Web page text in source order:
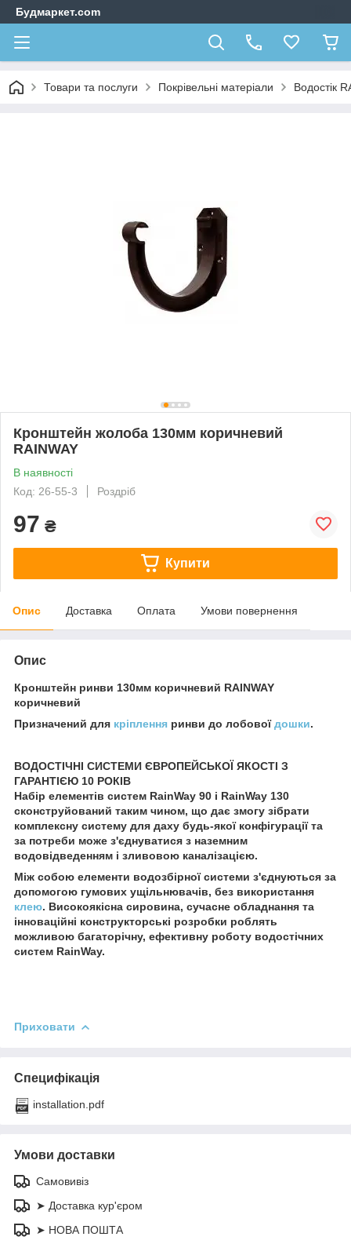
Будмаркет.com
Товари та послуги Покрівельні матеріали Водостік
Кронштейн жолоба 130мм коричневий
RAINWAY
В наявності
Код: 26-55-3
Роздріб
97 ₴
Купити
Опис Доставка Оплата Умови повернення
Опис
Кронштейн ринви 130мм коричневий RAINWAY
коричневий
Призначений для кріплення ринви до лобовоїдошки.
ВОДОСТІЧНІ СИСТЕМИ ЄВРОПЕЙСЬКОЇ ЯКОСТІ З
ГАРАНТІЄЮ 10 РОКІВ
Набір елементів систем RainWay 90 і RainWay 130
сконструйований таким чином, що дає змогу зібрати
комплексну систему для даху будь-якої конфігурації та
за потреби може з'єднуватися з наземним
водовідведенням і зливовою каналізацією.
Між собою елементи водозбірної системи з'єднуються за
допомогою гумових ущільнювачів, без використання
клею. Високоякісна сировина, сучасне обладнання та
інноваційні конструкторські розробки роблять
можливою багаторічну, ефективну роботу водостічних
систем RainWay.
Приховати
Специфікація
installation.pdf
Умови доставки
Самовивіз
➤ Доставка кур'єром
➤ НОВА ПОШТА